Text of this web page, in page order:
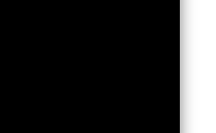
в Одессе
в Олевске
в Орехове
в Очакове